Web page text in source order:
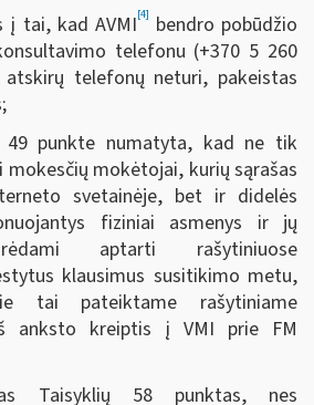
į tai, kad AVMI[4] bendro pobūdžio
telefonu (+370 5 260
telefonų neturi, pakeistas
49 punkte numatyta, kad ne tik
mokėtojai, kurių sąrašas
svetainėje, bet ir didelės
fiziniai asmenys ir jų
aptarti rašytiniuose
klausimus susitikimo metu,
tai pateiktame rašytiniame
anksto kreiptis į VMI prie FM
Taisyklių 58 punktas, nes